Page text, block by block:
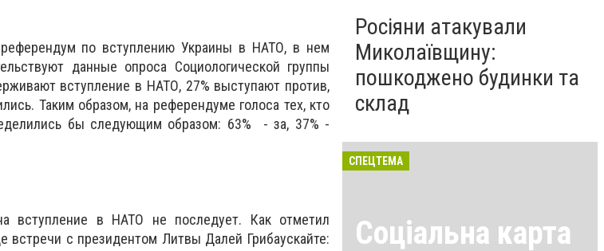
по вступлению Украины в НАТО, в нем
данные опроса Социологической группы
вступление в НАТО, 27% выступают против,
Таким образом, на референдуме голоса тех, кто
бы следующим образом: 63% - за, 37% -
вступление в НАТО не последует. Как отметил
с президентом Литвы Далей Грибаускайте:
Росіяни атакували
Миколаївщину:
пошкоджено будинки та
склад
СПЕЦТЕМА
Соціальна карта